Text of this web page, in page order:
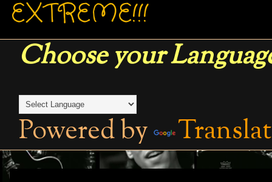
EXTREME!!!
Choose your
Powered by